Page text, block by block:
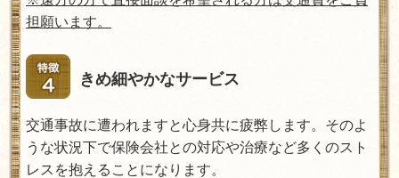
担願います。
きめ細やかなサービス
交通事故に遭われますと心身共に疲弊します。そのよ
うな状況下で保険会社との対応や治療など多くのスト
レスを抱えることになります。